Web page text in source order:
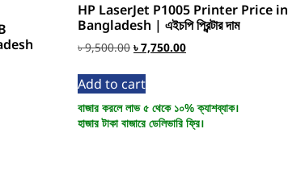
HP LaserJet P1005 Printer Price in
Bangladesh | এইচপি প্রিন্টার দাম
৳9,500.00 ৳7,750.00
Add to cart
বাজার করলে লাভ ৫ থেকে ১০% ক্যাশব্যাক।
হাজার টাকা বাজারে ডেলিভারি ফ্রি।